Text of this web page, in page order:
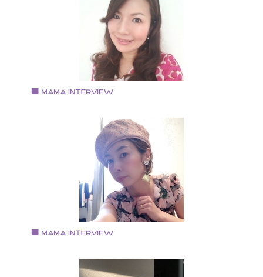
ルタント RYBカラーリーディングインストラクター
方眼ノートトレーナー
MagentaK 代表
大学卒業後、設計事務所にて勤務と同時にアクセサリ
製作と販売を開始し、２１年目になります。 セレクト
ョップ、美容院、クリニック、百貨店等様々な委託先
て現在も販売中。 革職人としては、個性的でカラフル
バッグや小物を１０年前から製作しています。 メイン
の販売はminne (https://minne.com/@kugoyuki) 主人と
子の三人家族